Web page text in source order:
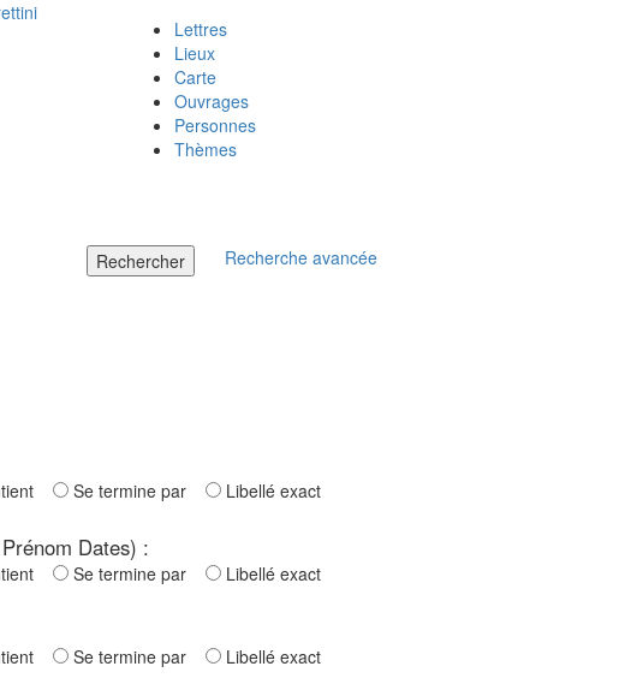
Lettres
Lieux
Carte
Ouvrages
Personnes
Thèmes
Rechercher Recherche avancée
Se termine par Libellé exact
Dates) :
Se termine par Libellé exact
Se termine par Libellé exact